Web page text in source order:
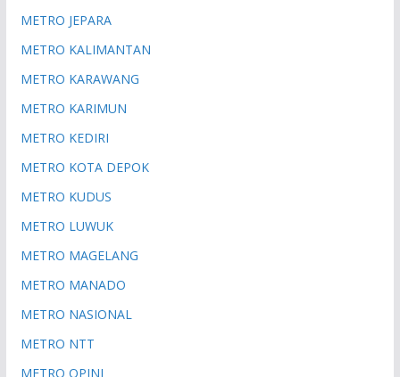
METRO JEPARA
METRO KALIMANTAN
METRO KARAWANG
METRO KARIMUN
METRO KEDIRI
METRO KOTA DEPOK
METRO KUDUS
METRO LUWUK
METRO MAGELANG
METRO MANADO
METRO NASIONAL
METRO NTT
METRO OPINI